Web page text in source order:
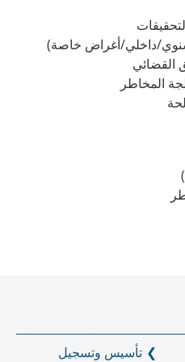
داخلي/أغراض خاصة)
القضائي
المخاطر
تأسيس وتسجيل